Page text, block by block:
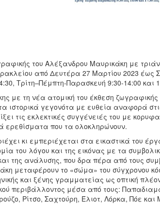
του Αλέξανδρου Μαυρικάκη με
από Δευτέρα 27 Μαρτίου 2023
Τρίτη–Πέμπτη-Παρασκευή 9:30-14:00 και
με τη νέα ατομική του έκθεση
ιστορικά γεγονότα με ευθεία αναφορά
τις εκλεκτικές συγγένειές του με
ερεθίσματα που τα ολοκληρώνουν.
κι εμπεριέχεται στα εικαστικά του
του λόγου και της εικόνας με τα
της ανάλυσης, που δρα πέρα από τους
μεταφέρουν το «σώμα» του σύγχρονου
και ξένης γραμματείας ως οπτική
περιβάλλοντος μέσα από τους:
Ρίτσο, Σαχτούρη, Έλιοτ, Λόρκα, Πόε και